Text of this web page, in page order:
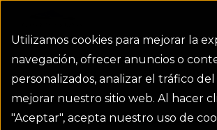
Utilizamos cookies para mejorar la
navegación, ofrecer anuncios o
personalizados, analizar el tráfico
mejorar nuestro sitio web. Al hacer
"Aceptar", acepta nuestro uso de
Homepage Link
Projects Estabilización del
Proyecto de aguas residuales